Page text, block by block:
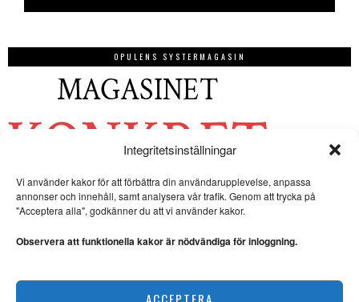
Integritetsinställningar
Vi använder kakor för att förbättra din användarupplevelse, anpassa
annonser och innehåll, samt analysera vår trafik. Genom att trycka på
"Acceptera alla", godkänner du att vi använder kakor.
Observera att funktionella kakor är nödvändiga för inloggning.
ACCEPTERA
OPULENS SYSTERMAGASIN